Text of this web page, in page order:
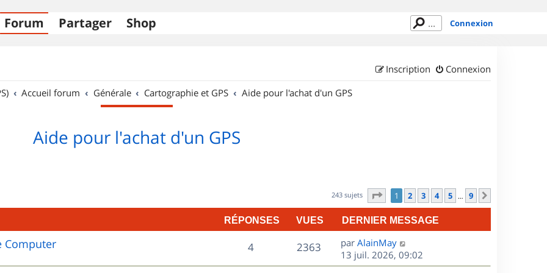
Forum Partager Shop Connexion
Connexion
Inscription
Accueil forum Générale Cartographie et GPS Aide pour l'achat d'un GPS
Aide pour l'achat d'un GPS
243 sujets Page sur9
1 2 3 4 5 … 9
RÉPONSES VUES DERNIER MESSAGE
Computer 4R
é
2363V
u
D
e
r
par AlainMay
13 juil. 2026, 09:02